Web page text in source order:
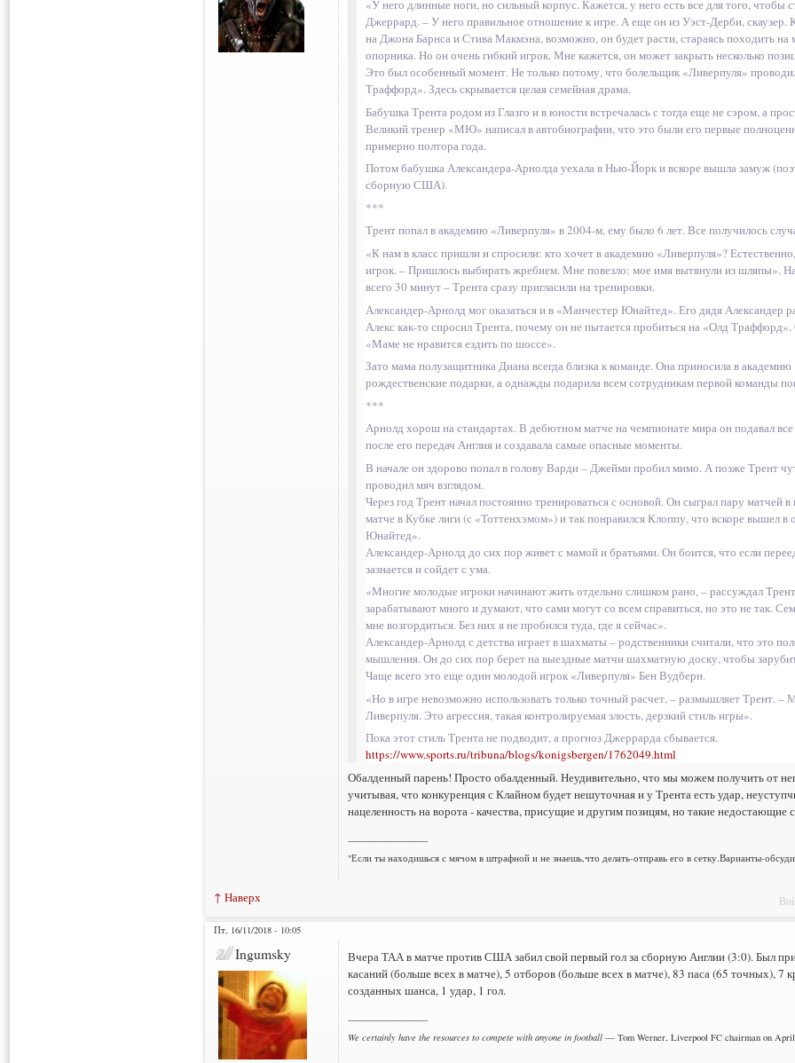
«У него длинные ноги, но сильный корпус. Кажется, у него есть все для того, чтобы
Джеррард. – У него правильное отношение к игре. А еще он из Уэст-Дерби, скаузер.
на Джона Барнса и Стива Макмэна, возможно, он будет расти, стараясь походить
опорника. Но он очень гибкий игрок. Мне кажется, он может закрыть несколько
Это был особенный момент. Не только потому, что болельщик «Ливерпуля»
Траффорд». Здесь скрывается целая семейная драма.
Бабушка Трента родом из Глазго и в юности встречалась с тогда еще не сэром, а
Великий тренер «МЮ» написал в автобиографии, что это были его первые
примерно полтора года.
Потом бабушка Александера-Арнолда уехала в Нью-Йорк и вскоре вышла замуж
сборную США).
***
Трент попал в академию «Ливерпуля» в 2004-м, ему было 6 лет. Все получилось
«К нам в класс пришли и спросили: кто хочет в академию «Ливерпуля»?
игрок. – Пришлось выбирать жребием. Мне повезло: мое имя вытянули из шляпы».
всего 30 минут – Трента сразу пригласили на тренировки.
Александер-Арнолд мог оказаться и в «Манчестер Юнайтед». Его дядя Александер
Алекс как-то спросил Трента, почему он не пытается пробиться на «Олд
«Маме не нравится ездить по шоссе».
Зато мама полузащитника Диана всегда близка к команде. Она приносила в
рождественские подарки, а однажды подарила всем сотрудникам первой команды
***
Арнолд хорош на стандартах. В дебютном матче на чемпионате мира он подавал
после его передач Англия и создавала самые опасные моменты.
В начале он здорово попал в голову Варди – Джейми пробил мимо. А позже Трент
проводил мяч взглядом.
Через год Трент начал постоянно тренироваться с основой. Он сыграл пару матчей
матче в Кубке лиги (с «Тоттенхэмом») и так понравился Клоппу, что вскоре вышел в
Юнайтед».
Александер-Арнолд до сих пор живет с мамой и братьями. Он боится, что если
зазнается и сойдет с ума.
«Многие молодые игроки начинают жить отдельно слишком рано, – рассуждал
зарабатывают много и думают, что сами могут со всем справиться, но это не так.
мне возгордиться. Без них я не пробился туда, где я сейчас».
Александер-Арнолд с детства играет в шахматы – родственники считали, что это
мышления. Он до сих пор берет на выездные матчи шахматную доску, чтобы
Чаще всего это еще один молодой игрок «Ливерпуля» Бен Вудберн.
«Но в игре невозможно использовать только точный расчет, – размышляет Трент. –
Ливерпуля. Это агрессия, такая контролируемая злость, дерзкий стиль игры».
Пока этот стиль Трента не подводит, а прогноз Джеррарда сбывается.
https://www.sports.ru/tribuna/blogs/konigsbergen/1762049.html
Обалденный парень! Просто обалденный. Неудивительно, что мы можем получить от
учитывая, что конкуренция с Клайном будет нешуточная и у Трента есть удар,
нацеленность на ворота - качества, присущие и другим позицям, но такие недостающие
"Если ты находишься с мячом в штрафной и не знаешь,что делать-отправь его в сетку.Варианты-
↑ Наверх
Пт, 16/11/2018 - 10:05
Ingumsky
Вчера ТАА в матче против США забил свой первый гол за сборную Англии (3:0). Был
касаний (больше всех в матче), 5 отборов (больше всех в матче), 83 паса (65 точных), 7
созданных шанса, 1 удар, 1 гол.
We certainly have the resources to compete with anyone in football — Tom Werner, Liverpool FC chairman on April